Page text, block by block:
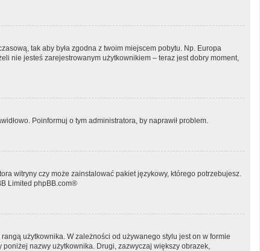
tak aby była zgodna z twoim miejscem pobytu. Np. Europa
nie jesteś zarejestrowanym użytkownikiem – teraz jest dobry moment,
Poinformuj o tym administratora, by naprawił problem.
witryny czy może zainstalować pakiet językowy, którego potrzebujesz.
Limited phpBB.com®
użytkownika. W zależności od używanego stylu jest on w formie
nazwy użytkownika. Drugi, zazwyczaj większy obrazek,